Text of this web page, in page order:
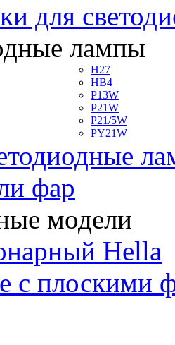
для
лампы
H27
HB4
P13W
P21W
P21/5W
PY21W
фар
модели
Hella
с плоскими